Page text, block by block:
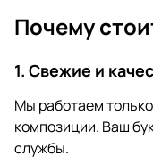
Почему
1. Свежие и
Мы работаем
композиции. Ваш
службы.